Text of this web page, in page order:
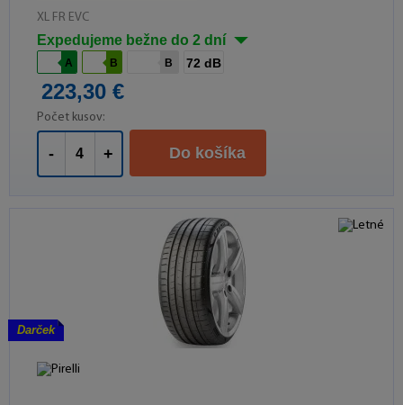
XL FR EVC
Expedujeme bežne do 2 dní
A B B 72 dB
223,30 €
Počet kusov:
- + Do košíka
Darček